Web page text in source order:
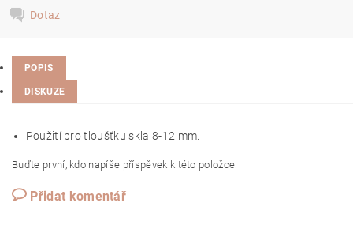
Dotaz
POPIS
DISKUZE
Použití pro tloušťku skla 8-12 mm.
Buďte první, kdo napíše příspěvek k této položce.
Přidat komentář